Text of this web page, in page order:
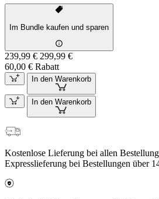
Im Bundle kaufen und sparen
239,99 € 299,99 €
60,00 € Rabatt
In den Warenkorb
In den Warenkorb
Kostenlose Lieferung bei allen
Expresslieferung bei Bestellungen über